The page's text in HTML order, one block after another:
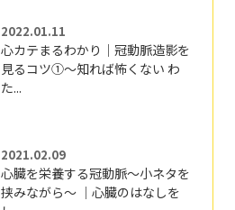
2022.01.11
心カテまるわかり｜冠動脈造影を
見るコツ①～知れば怖くない わ
た...
2021.02.09
心臓を栄養する冠動脈～小ネタを
挟みながら～ ｜心臓のはなしを